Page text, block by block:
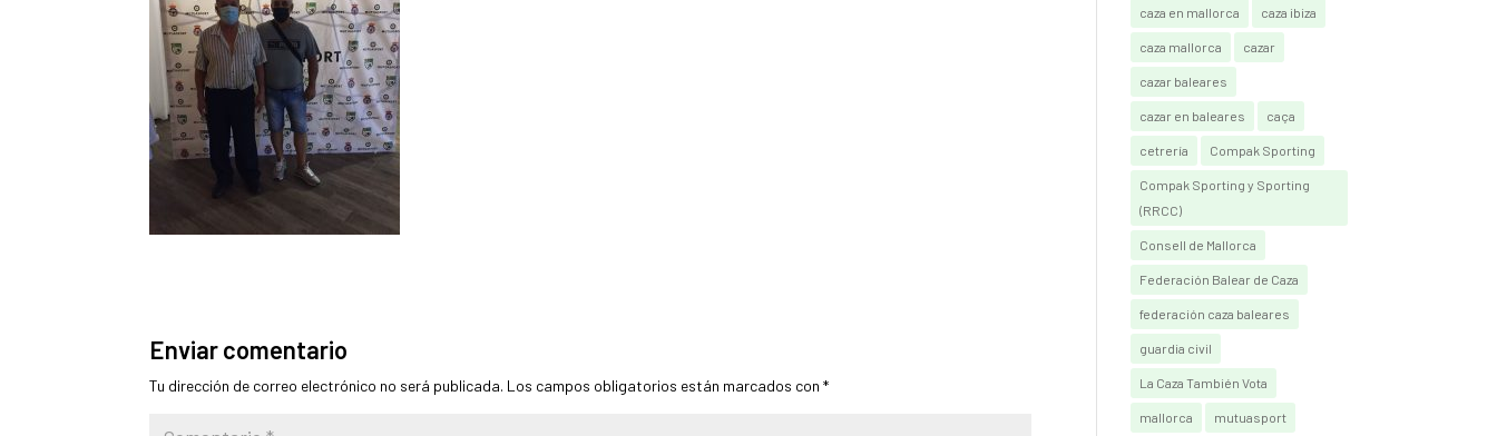
Enviar comentario
Tu dirección de correo electrónico no será publicada. Los campos obligatorios están marcados con*
caza en mallorca caza ibiza
caza mallorca cazar
cazar baleares
cazar en baleares caça
cetrería Compak Sporting
Compak Sporting y Sporting
(RRCC)
Consell de Mallorca
Federación Balear de Caza
federación caza baleares
guardia civil
La Caza También Vota
mallorca mutuasport